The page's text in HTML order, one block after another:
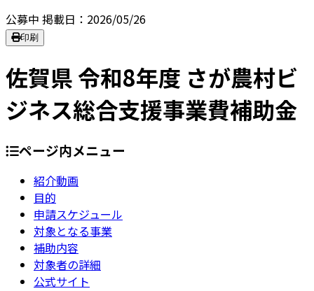
公募中 掲載日：2026/05/26
印刷
佐賀県 令和8年度 さが農村ビ
ジネス総合支援事業費補助金
ページ内メニュー
紹介動画
目的
申請スケジュール
対象となる事業
補助内容
対象者の詳細
公式サイト